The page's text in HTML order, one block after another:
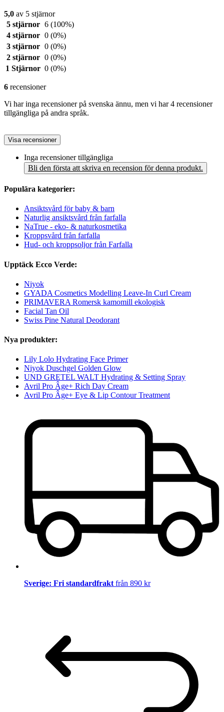
5,0 av 5 stjärnor
5 stjärnor 6 (100%)
4 stjärnor 0 (0%)
3 stjärnor 0 (0%)
2 stjärnor 0 (0%)
1 Stjärnor 0 (0%)
6 recensioner
Vi har inga recensioner på svenska ännu, men vi har 4 recensioner
tillgängliga på andra språk.
Visa recensioner
Inga recensioner tillgängliga
Bli den första att skriva en recension för denna produkt.
Populära kategorier:
Ansiktsvård för baby & barn
Naturlig ansiktsvård från farfalla
NaTrue - eko- & naturkosmetika
Kroppsvård från farfalla
Hud- och kroppsoljor från Farfalla
Upptäck Ecco Verde:
Niyok
GYADA Cosmetics Modelling Leave-In Curl Cream
PRIMAVERA Romersk kamomill ekologisk
Facial Tan Oil
Swiss Pine Natural Deodorant
Nya produkter:
Lily Lolo Hydrating Face Primer
Niyok Duschgel Golden Glow
UND GRETEL WALT Hydrating & Setting Spray
Avril Pro Âge+ Rich Day Cream
Avril Pro Âge+ Eye & Lip Contour Treatment
Sverige: Fri standardfrakt från 890 kr